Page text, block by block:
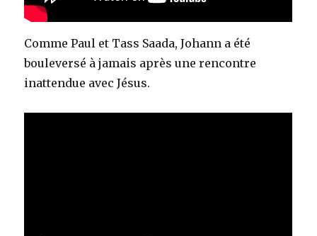
Comme Paul et Tass Saada, Johann a été
bouleversé à jamais après une rencontre
inattendue avec Jésus.